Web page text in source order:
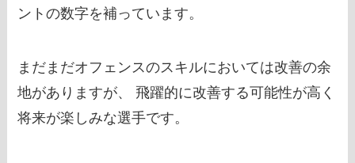
ントの数字を補っています。
まだまだオフェンスのスキルにおいては改善の余
地がありますが、 飛躍的に改善する可能性が高く
将来が楽しみな選手です。